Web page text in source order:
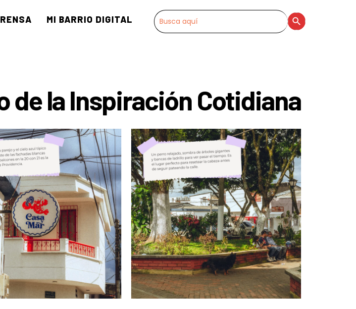
MI BARRIO DIGITAL
Search
for:
SEARCH BUTTON
de la Inspiración Cotidiana